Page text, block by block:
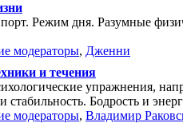
Режим дня. Разумные
модераторы, Дженни
и течения
упражнения,
Бодрость и
модераторы, Владимир